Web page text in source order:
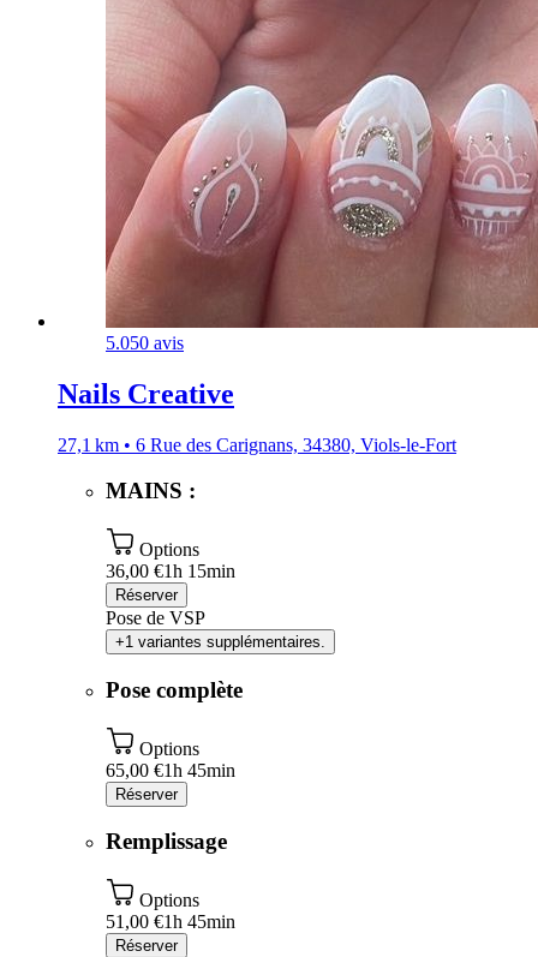
5.050 avis
Nails Creative
27,1 km • 6 Rue des Carignans, 34380, Viols-le-Fort
MAINS :
Options
36,00 €1h 15min
Réserver
Pose de VSP
+1 variantes supplémentaires.
Pose complète
Options
65,00 €1h 45min
Réserver
Remplissage
Options
51,00 €1h 45min
Réserver